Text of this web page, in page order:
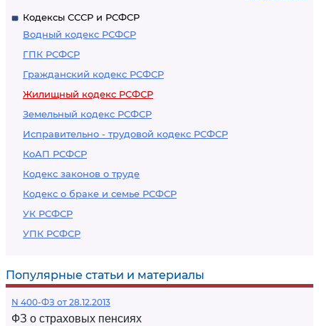
Кодексы СССР и РСФСР
Водный кодекс РСФСР
ГПК РСФСР
Гражданский кодекс РСФСР
Жилищный кодекс РСФСР
Земельный кодекс РСФСР
Исправительно - трудовой кодекс РСФСР
КоАП РСФСР
Кодекс законов о труде
Кодекс о браке и семье РСФСР
УК РСФСР
УПК РСФСР
Популярные статьи и материалы
N 400-ФЗ от 28.12.2013
ФЗ о страховых пенсиях